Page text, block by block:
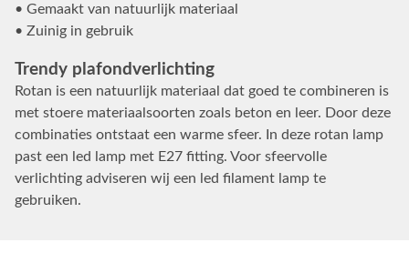
• Gemaakt van natuurlijk materiaal
• Zuinig in gebruik
Trendy plafondverlichting
Rotan is een natuurlijk materiaal dat goed te combineren is
met stoere materiaalsoorten zoals beton en leer. Door deze
combinaties ontstaat een warme sfeer. In deze rotan lamp
past een led lamp met E27 fitting. Voor sfeervolle
verlichting adviseren wij een led filament lamp te
gebruiken.